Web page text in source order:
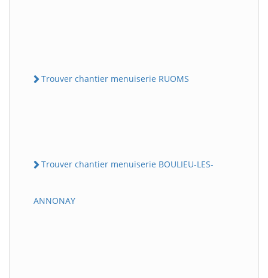
Trouver chantier menuiserie RUOMS
Trouver chantier menuiserie BOULIEU-LES-
ANNONAY